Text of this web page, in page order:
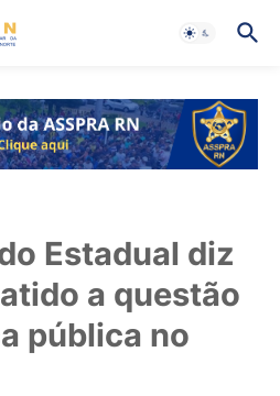
Estadual diz
a questão
pública no